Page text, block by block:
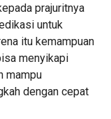
prajuritnya
untuk
itu kemampuan
menyikapi
mampu
dengan cepat